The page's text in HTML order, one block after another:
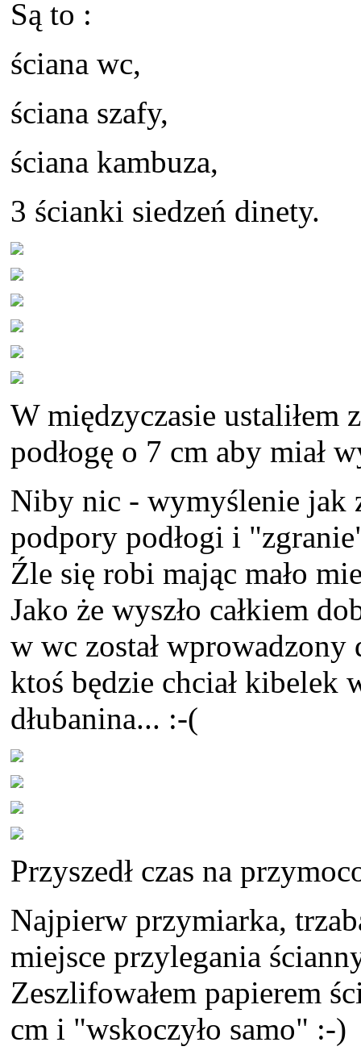
Są to :
ściana wc,
ściana szafy,
ściana kambuza,
3 ścianki siedzeń dinety.
W międzyczasie
podłogę o 7 cm aby miał
Niby nic - wymyślenie jak
podpory podłogi i
Źle się robi mając mało
Jako że wyszło całkiem
w wc został
ktoś będzie chciał kibelek
dłubanina... :-(
Przyszedł czas na
Najpierw przymiarka,
miejsce przylegania
Zeszlifowałem papierem
cm i "wskoczyło samo" :-)